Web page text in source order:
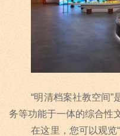
“明清档案社教空间”
务等功能于一体的综合性
在这里，您可以观览“